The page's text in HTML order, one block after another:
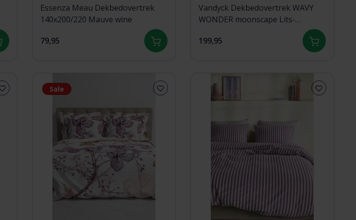
Essenza Meau Dekbedovertrek
140x200/220 Mauve wine
79,95
Vandyck Dekbedovertrek WAVY
WONDER moonscape Lits-
199,95
Sale